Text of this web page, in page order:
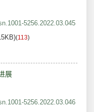
5256.2022.03.045
(113)
展
5256.2022.03.046